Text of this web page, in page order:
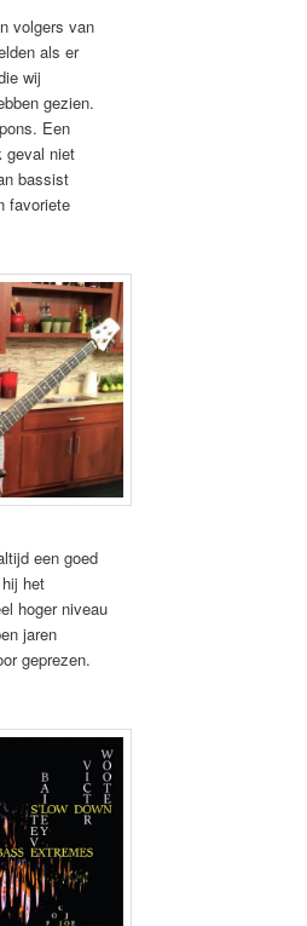
volgers van
als er
wij
gezien.
Een
geval niet
bassist
favoriete
een goed
het
hoger niveau
jaren
geprezen.